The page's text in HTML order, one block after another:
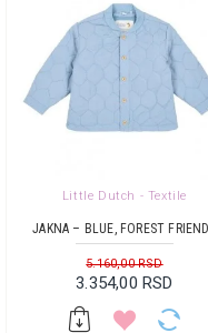
Little Dutch - Textile
JAKNA – BLUE, FOREST
3.354,00 RSD
5.160,00 RSD